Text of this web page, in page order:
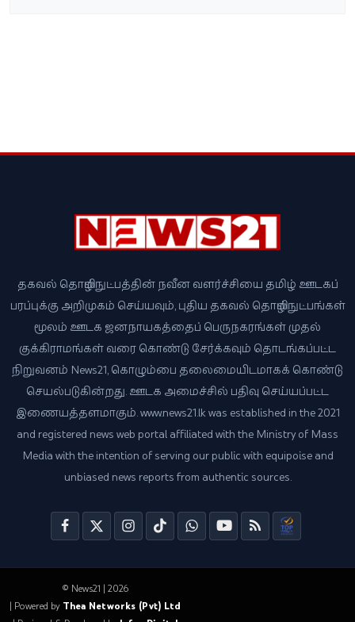
தகவல் தொழில்நுட்பத்தின் நவீன வளர்ச்சியை தமிழ் ஊடகப்
பரப்புக்கு அறிமுகம் செய்யவும், புதிய தகவல் தொழில்நுட்பங்கள்
மூலம் ஊடக ஜனநாயகத்தைப் பெருநகரங்கள் முதல்
குக்கிராமங்கள் வரை கொண்டு சேர்க்கவும் தொடங்கப்பட்ட
நிறுவனம் News21, கொழும்பை தலைமையிடமாகக் கொண்டு
செயல்படுகின்றது. ஊடக அமைச்சில் பதிவு செய்யப்பட்ட
இணையத்தளமாகும். www.news21.lk was established in the 2021
and registered news web portal affiliated with the Ministry of Mass
Media with the intention of serving our public with equipoise and
unbiased news reports from authentic sources.
© News21 | 2026
| Powered by Thea Networks (Pvt) Ltd